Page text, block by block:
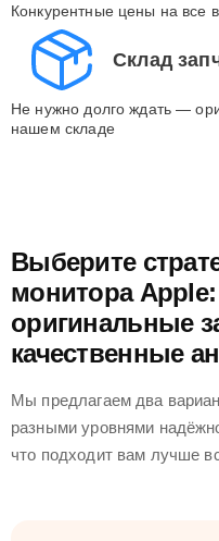
Конкурентные цены на все
Склад
Не нужно долго ждать —
нашем складе
Выберите
монитора Apple:
оригинальные
качественные
Мы предлагаем два
разными уровнями
что подходит вам лучше